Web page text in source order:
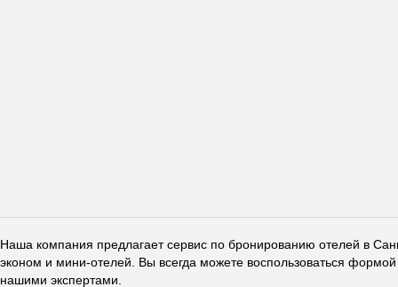
Наша компания предлагает сервис по бронированию отелей в
эконом и мини-отелей. Вы всегда можете воспользоваться
нашими экспертами.